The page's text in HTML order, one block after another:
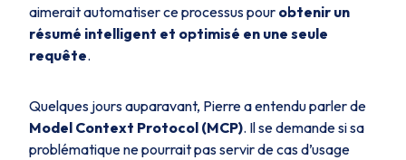
aimerait automatiser ce processus pour obtenir un
résumé intelligent et optimisé en une seule
requête.
Quelques jours auparavant, Pierre a entendu parler de
Model Context Protocol (MCP). Il se demande si sa
problématique ne pourrait pas servir de cas d’usage